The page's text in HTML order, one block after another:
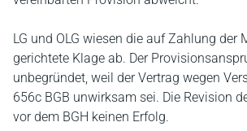
LG und OLG wiesen die auf Zahlung der
gerichtete Klage ab. Der
unbegründet, weil der Vertrag wegen
656c BGB unwirksam sei. Die Revision
vor dem BGH keinen Erfolg.